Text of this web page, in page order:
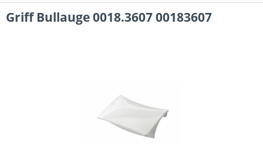
Griff Bullauge 0018.3607 00183607